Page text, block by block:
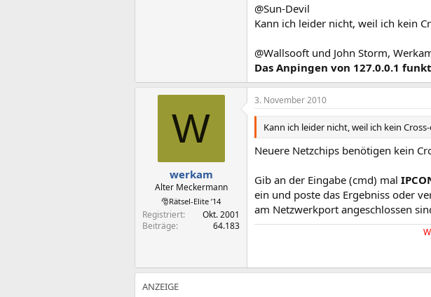
@Sun-Devil
Kann ich leider nicht, weil ich kein
@Wallsooft und John Storm,
Das Anpingen von 127.0.0.1
W
werkam
Alter Meckermann
🎅Rätsel-Elite ’14
Registriert
Okt. 2001
Beiträge
64.183
3. November 2010
Kann ich leider nicht, weil ich kein
Neuere Netzchips benötigen kein
Gib an der Eingabe (cmd) mal
ein und poste das Ergebniss oder
am Netzwerkport angeschlossen